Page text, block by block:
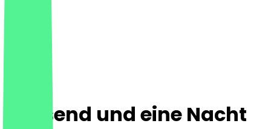
Tausend und eine Nacht